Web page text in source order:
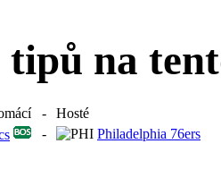
na
-
Hosté
- Philadelphia 76ers